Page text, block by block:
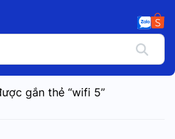
gắn thẻ “wifi 5”